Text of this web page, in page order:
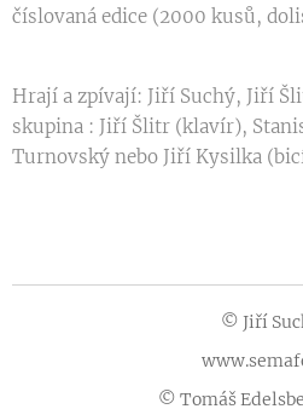
číslovaná edice (2000 kusů,
Hrají a zpívají: Jiří Suchý, Jiří
skupina : Jiří Šlitr (klavír),
Turnovský nebo Jiří Kysilka
© Jiří
© Tomáš